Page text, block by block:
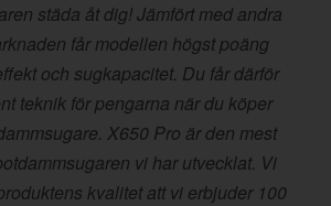
städa åt dig! Jämfört med andra
får modellen högst poäng
och sugkapacitet. Du får därför
teknik för pengarna när du köper
X650 Pro är den mest
vi har utvecklat. Vi
kvalitet att vi erbjuder 100